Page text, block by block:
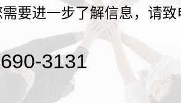
要进一步了解信息，请致
3131